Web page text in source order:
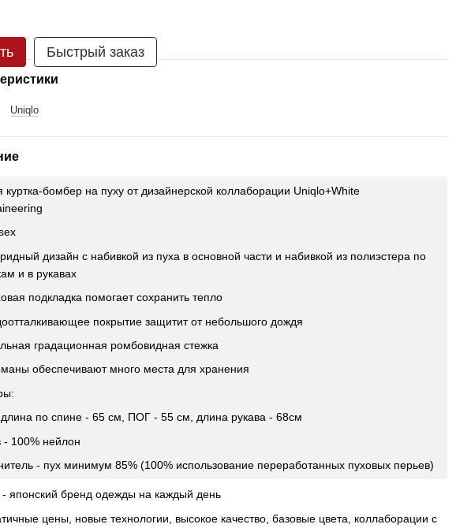
Быстрый заказ
Uniqlo
куртка-бомбер на пуху от дизайнерской коллаборации Uniqlo+White
дизайн с набивкой из пуха в основной части и набивкой из полиэстера по
и в рукавах
подкладка помогает сохранить тепло
покрытие защитит от небольшого дождя
градационная ромбовидная стежка
обеспечивают много места для хранения
по спине - 65 см, ПОГ - 55 см, длина рукава - 68см
- 100% нейлон
- пух минимум 85% (100% использование переработанных пуховых перьев)
- японский бренд одежды на каждый день
цены, новые технологии, высокое качество, базовые цвета, коллаборации с